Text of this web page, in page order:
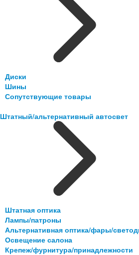
Диски
Шины
Сопутствующие товары
Штатный/альтернативный автосвет
Штатная оптика
Лампы/патроны
Альтернативная оптика/фары/
Освещение салона
Крепеж/фурнитура/принадлежности